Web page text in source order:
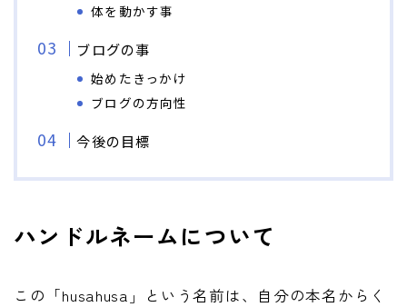
体を動かす事
ブログの事
始めたきっかけ
ブログの方向性
今後の目標
ハンドルネームについて
この「husahusa」という名前は、自分の本名からく